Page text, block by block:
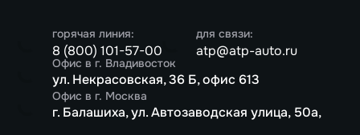
горячая линия:
8 (800) 101-57-00
для связи:
atp@atp-auto.ru
Офис в г. Владивосток
ул. Некрасовская, 36 Б, офис 613
Офис в г. Москва
г. Балашиха, ул. Автозаводская улица, 50а,